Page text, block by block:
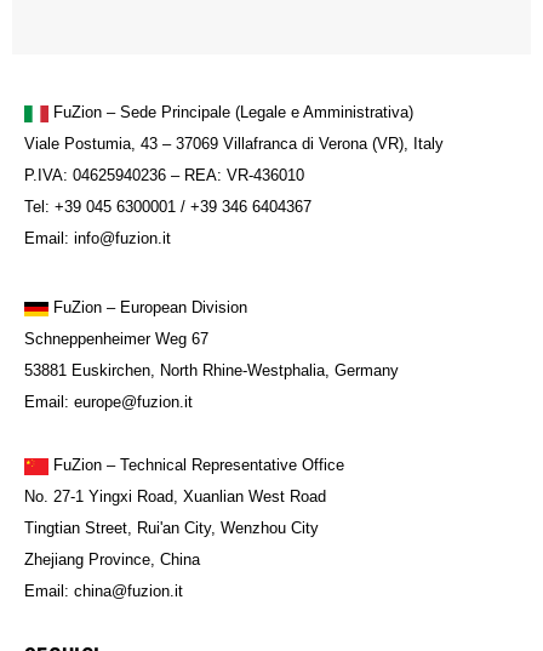
FuZion – Sede Principale (Legale e Amministrativa)
Viale Postumia, 43 – 37069 Villafranca di Verona (VR), Italy
P.IVA: 04625940236 – REA: VR-436010
Tel: +39 045 6300001 / +39 346 6404367
Email: info@fuzion.it
FuZion – European Division
Schneppenheimer Weg 67
53881 Euskirchen, North Rhine-Westphalia, Germany
Email: europe@fuzion.it
FuZion – Technical Representative Office
No. 27-1 Yingxi Road, Xuanlian West Road
Tingtian Street, Rui'an City, Wenzhou City
Zhejiang Province, China
Email: china@fuzion.it